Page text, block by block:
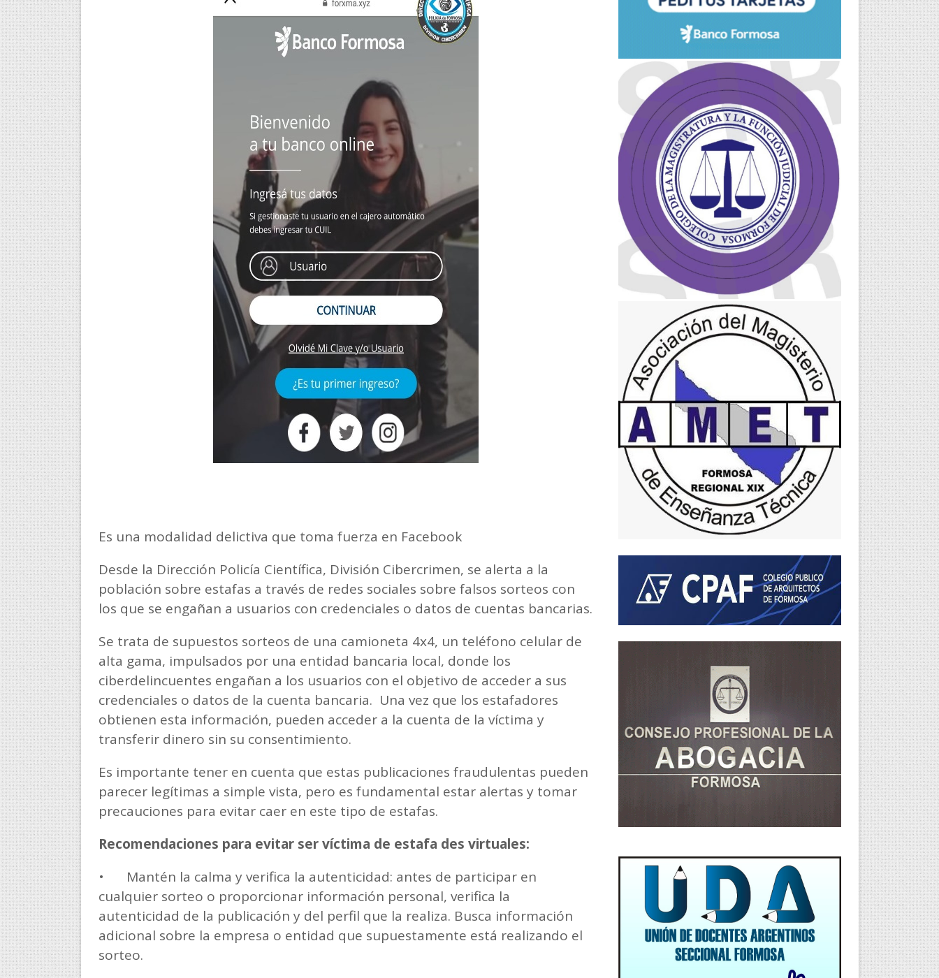
Es una modalidad delictiva que toma fuerza en Facebook
Desde la Dirección Policía Científica, División Cibercrimen, se alerta a la
población sobre estafas a través de redes sociales sobre falsos sorteos con
los que se engañan a usuarios con credenciales o datos de cuentas bancarias.
Se trata de supuestos sorteos de una camioneta 4x4, un teléfono celular de
alta gama, impulsados por una entidad bancaria local, donde los
ciberdelincuentes engañan a los usuarios con el objetivo de acceder a sus
credenciales o datos de la cuenta bancaria. Una vez que los estafadores
obtienen esta información, pueden acceder a la cuenta de la víctima y
transferir dinero sin su consentimiento.
Es importante tener en cuenta que estas publicaciones fraudulentas pueden
parecer legítimas a simple vista, pero es fundamental estar alertas y tomar
precauciones para evitar caer en este tipo de estafas.
Recomendaciones para evitar ser víctima de estafa des virtuales:
•
Mantén la calma y verifica la autenticidad: antes de participar en
cualquier sorteo o proporcionar información personal, verifica la
autenticidad de la publicación y del perfil que la realiza. Busca información
adicional sobre la empresa o entidad que supuestamente está realizando el
sorteo.